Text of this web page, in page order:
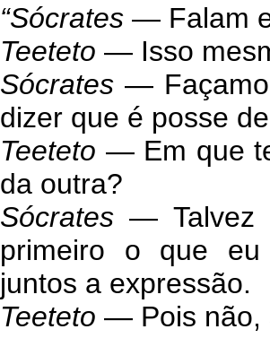
“Sócrates — Falam
Teeteto — Isso
Sócrates —
dizer que é posse
Teeteto — Em que
da outra?
Sócrates— Talvez
primeiro o que eu
juntos a expressão.
Teeteto — Pois não,